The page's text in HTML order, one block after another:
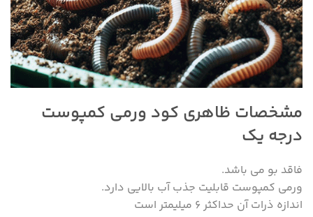
مشخصات ظاهری کود ورمی کمپوست
درجه یک
فاقد بو می باشد.
ورمی کمپوست قابلیت جذب آب بالایی دارد.
اندازه ذرات آن حداکثر ۶ میلیمتر است